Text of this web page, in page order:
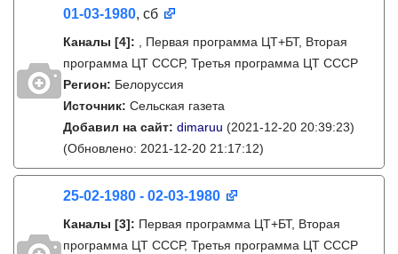
01-03-1980, сб
Каналы [4]:
, Первая программа ЦТ+БТ, Вторая
программа ЦТ ССCР, Третья программа ЦТ ССCР
Регион: Белоруссия
Источник: Сельская газета
Добавил на сайт: dimaruu (2021-12-20 20:39:23)
(Обновлено: 2021-12-20 21:17:12)
25-02-1980 - 02-03-1980
Каналы [3]: Первая программа ЦТ+БТ, Вторая
программа ЦТ ССCР, Третья программа ЦТ ССCР